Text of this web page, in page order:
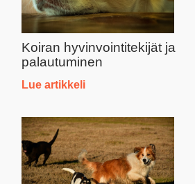
Koiran hyvinvointitekijät ja
palautuminen
Lue artikkeli